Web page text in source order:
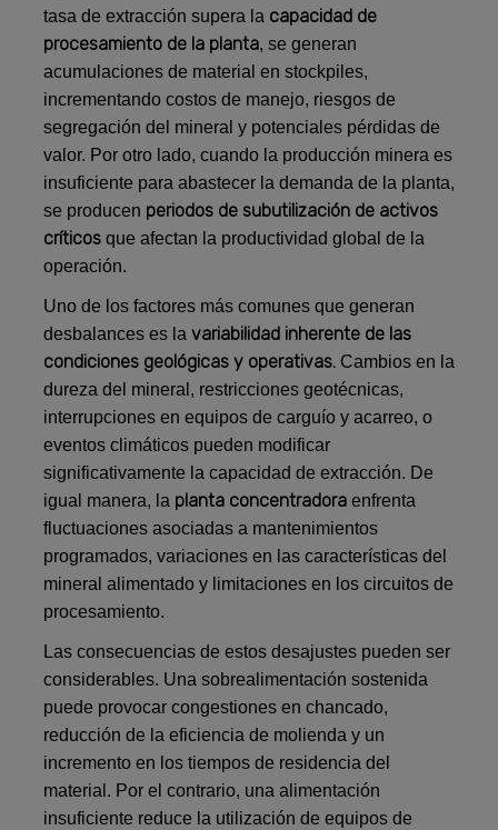
tasa de extracción supera la capacidad de
procesamiento de la planta, se generan
acumulaciones de material en stockpiles,
incrementando costos de manejo, riesgos de
segregación del mineral y potenciales pérdidas de
valor. Por otro lado, cuando la producción minera es
insuficiente para abastecer la demanda de la planta,
se producen periodos de subutilización de activos
críticos que afectan la productividad global de la
operación.
Uno de los factores más comunes que generan
desbalances es lavariabilidad inherente de las
condiciones geológicas y operativas. Cambios en la
dureza del mineral, restricciones geotécnicas,
interrupciones en equipos de carguío y acarreo, o
eventos climáticos pueden modificar
significativamente la capacidad de extracción. De
igual manera, la planta concentradora enfrenta
fluctuaciones asociadas a mantenimientos
programados, variaciones en las características del
mineral alimentado y limitaciones en los circuitos de
procesamiento.
Las consecuencias de estos desajustes pueden ser
considerables. Una sobrealimentación sostenida
puede provocar congestiones en chancado,
reducción de la eficiencia de molienda y un
incremento en los tiempos de residencia del
material. Por el contrario, una alimentación
insuficiente reduce la utilización de equipos de